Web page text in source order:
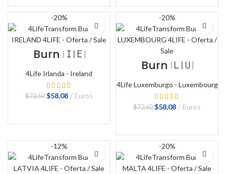
era:
$72,60.
es:
$58,08.
era:
$72,60.
es:
$58,08.
-20%
Burn 🇮🇪
4Life Irlanda - Ireland
$72,60 El
era:
$58,08El
es:
Euros
-20%
Burn 🇱🇺
4Life Luxemburgo - Luxembourg
$72,60 El
era:
$72,60.
$58,08El
es:
$58,08.
Euros
-12% -20%